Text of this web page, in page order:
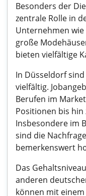
Besonders der
zentrale Rolle in
Unternehmen
große
bieten vielfältige
In Düsseldorf
vielfältig.
Berufen im
Positionen bis hin
Insbesondere im
sind die
bemerkenswert
Das
anderen
können mit